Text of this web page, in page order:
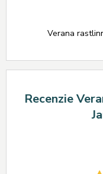
Verana
Recenzie